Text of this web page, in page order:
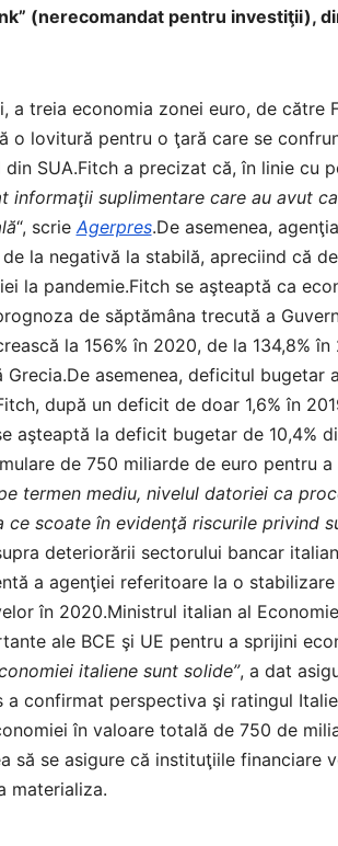
(nerecomandat pentru investiţii),
a treia economia zonei euro, de către
o lovitură pentru o ţară care se
SUA.Fitch a precizat că, în linie cu
informaţii suplimentare care au avut
“, scrieAgerpres.De asemenea,
la negativă la stabilă, apreciind că
la pandemie.Fitch se aşteaptă ca
de săptămâna trecută a
la 156% în 2020, de la 134,8%
asemenea, deficitul bugetar
după un deficit de doar 1,6% în
aşteaptă la deficit bugetar de 10,4%
de 750 miliarde de euro pentru a
termen mediu, nivelul datoriei ca
scoate în evidenţă riscurile privind
deteriorării sectorului bancar
a agenţiei referitoare la o
în 2020.Ministrul italian al
ale BCE şi UE pentru a sprijini
italiene sunt solide”, a dat
a confirmat perspectiva şi ratingul
în valoare totală de 750 de
să se asigure că instituţiile financiare
materializa.